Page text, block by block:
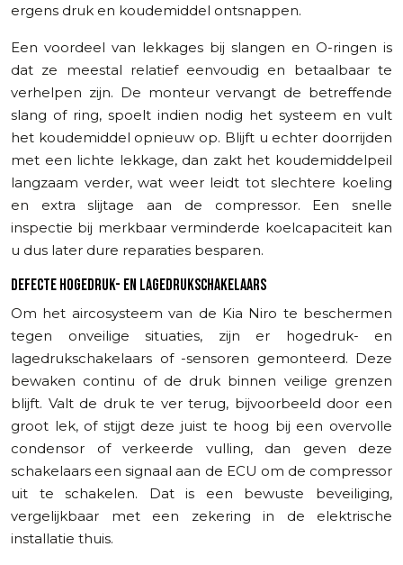
ergens druk en koudemiddel ontsnappen.
Een voordeel van lekkages bij slangen en O-ringen is
dat ze meestal relatief eenvoudig en betaalbaar te
verhelpen zijn. De monteur vervangt de betreffende
slang of ring, spoelt indien nodig het systeem en vult
het koudemiddel opnieuw op. Blijft u echter doorrijden
met een lichte lekkage, dan zakt het koudemiddelpeil
langzaam verder, wat weer leidt tot slechtere koeling
en extra slijtage aan de compressor. Een snelle
inspectie bij merkbaar verminderde koelcapaciteit kan
u dus later dure reparaties besparen.
DEFECTE HOGEDRUK- EN LAGEDRUKSCHAKELAARS
Om het aircosysteem van de Kia Niro te beschermen
tegen onveilige situaties, zijn er hogedruk- en
lagedrukschakelaars of -sensoren gemonteerd. Deze
bewaken continu of de druk binnen veilige grenzen
blijft. Valt de druk te ver terug, bijvoorbeeld door een
groot lek, of stijgt deze juist te hoog bij een overvolle
condensor of verkeerde vulling, dan geven deze
schakelaars een signaal aan de ECU om de compressor
uit te schakelen. Dat is een bewuste beveiliging,
vergelijkbaar met een zekering in de elektrische
installatie thuis.